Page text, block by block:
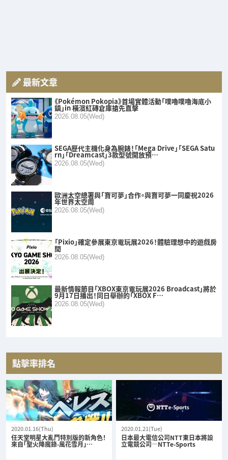
最新文章
《Pokémon Pokopia》首場實體活動「噗嚕噗嚕海底小
鎮」in 橫濱紅磚倉庫搶先直擊
2026.08.05(Wed)
SEGA歷代主機化身為腕錶！「Mega Drive」「SEGA Satu
rn」「Dreamcast」3款型號開放預…
2026.08.05(Wed)
歐洲太空總署與「寶可夢」合作。與寶可夢一同慶祝2026
年世界太空周
2026.08.05(Wed)
「Pixio」確定參展東京電玩展2026！體驗理想中的遊戲房
間
2026.08.05(Wed)
最新情報節目「XBOX東京電玩展2026 Broadcast」將於
9月17日播出！同日舉辦的「XBOX F…
2026.08.05(Wed)
點擊率排名
2020.01.16(Thu)
任天堂明星大亂鬥特別版的新角色！
來自「聖火降魔錄-風花雪月」…
2020.01.21(Tue)
日本最大電信公司NTT東日本將設
立電競公司—NTTe-Sports